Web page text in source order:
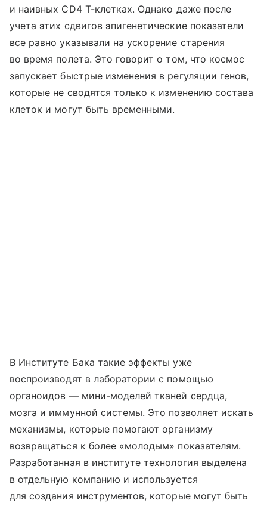
и наивных CD4 Т-клетках. Однако даже после
учета этих сдвигов эпигенетические показатели
все равно указывали на ускорение старения
во время полета. Это говорит о том, что космос
запускает быстрые изменения в регуляции генов,
которые не сводятся только к изменению состава
клеток и могут быть временными.
В Институте Бака такие эффекты уже
воспроизводят в лаборатории с помощью
органоидов — мини-моделей тканей сердца,
мозга и иммунной системы. Это позволяет искать
механизмы, которые помогают организму
возвращаться к более «молодым» показателям.
Разработанная в институте технология выделена
в отдельную компанию и используется
для создания инструментов, которые могут быть